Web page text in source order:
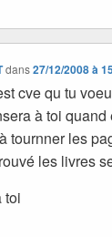
dans27/12/2008 à
cve qu tu
à toi
tournner les
les livres
toi